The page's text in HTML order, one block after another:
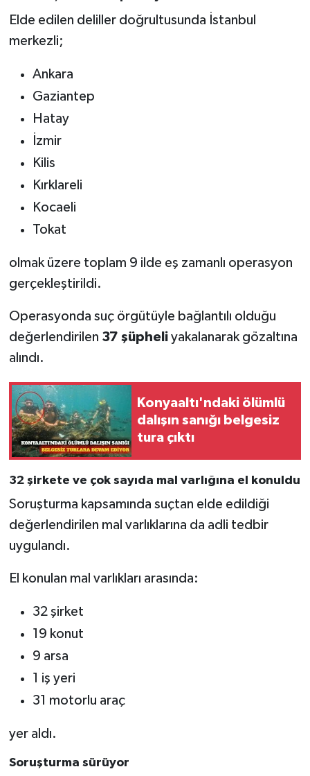
Elde edilen deliller doğrultusunda İstanbul
merkezli;
Ankara
Gaziantep
Hatay
İzmir
Kilis
Kırklareli
Kocaeli
Tokat
olmak üzere toplam 9 ilde eş zamanlı operasyon
gerçekleştirildi.
Operasyonda suç örgütüyle bağlantılı olduğu
değerlendirilen 37 şüpheliyakalanarak gözaltına
alındı.
Konyaaltı'ndaki ölümlü
dalışın sanığı belgesiz
tura çıktı
32 şirkete ve çok sayıda mal varlığına el konuldu
Soruşturma kapsamında suçtan elde edildiği
değerlendirilen mal varlıklarına da adli tedbir
uygulandı.
El konulan mal varlıkları arasında:
32 şirket
19 konut
9 arsa
1 iş yeri
31 motorlu araç
yer aldı.
Soruşturma sürüyor